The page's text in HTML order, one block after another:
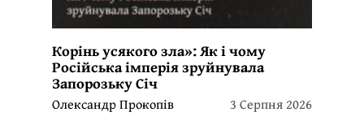
Корінь усякого зла»: Як і чому
Російська імперія зруйнувала
Запорозьку Січ
Олександр Прокопів 3 Серпня 2026